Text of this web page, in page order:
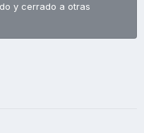
y cerrado a otras